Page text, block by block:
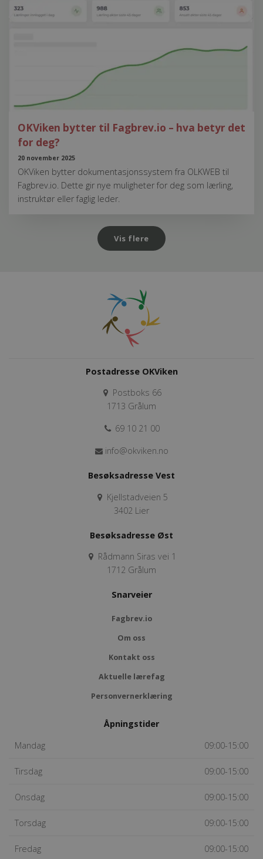
OKViken bytter til Fagbrev.io – hva betyr det
for deg?
20 november 2025
OKViken bytter dokumentasjonssystem fra OLKWEB til
Fagbrev.io. Dette gir nye muligheter for deg som lærling,
instruktør eller faglig leder.
Vis flere
Postadresse OKViken
Postboks 66
1713 Grålum
69 10 21 00
info@okviken.no
Besøksadresse Vest
Kjellstadveien 5
3402 Lier
Besøksadresse Øst
Rådmann Siras vei 1
1712 Grålum
Snarveier
Fagbrev.io
Om oss
Kontakt oss
Aktuelle lærefag
Personvernerklæring
Åpningstider
09:00-15:00
Mandag
09:00-15:00
Tirsdag
09:00-15:00
Onsdag
09:00-15:00
Torsdag
09:00-15:00
Fredag